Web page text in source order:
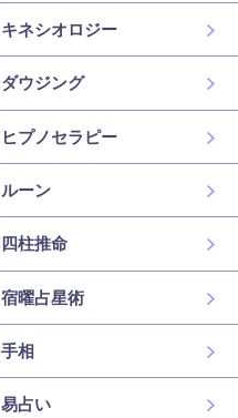
キネシオロジー
ダウジング
ヒプノセラピー
ルーン
四柱推命
宿曜占星術
手相
易占い